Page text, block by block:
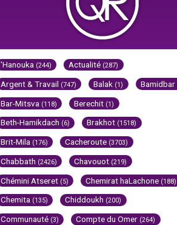
'Hanouka (244) Actualité (287)
Argent & Travail (747) Balak (1) Bamidbar
Bar-Mitsva (118) Berechit (1)
Beth-Hamikdach (6) Brakhot (1518)
Brit-Mila (176) Cacheroute (3703)
Chabbath (2426) Chavouot (219)
Chémini Atseret (5) Chemirat haLachone (188)
Chemita (135) Chiddoukh (200)
Communauté (3) Compte du Omer (264)